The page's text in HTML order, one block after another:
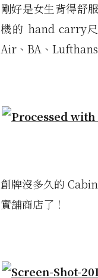
剛好是女生背得舒
機的 hand carry
Air、BA、
創牌沒多久的
實舖商店了！